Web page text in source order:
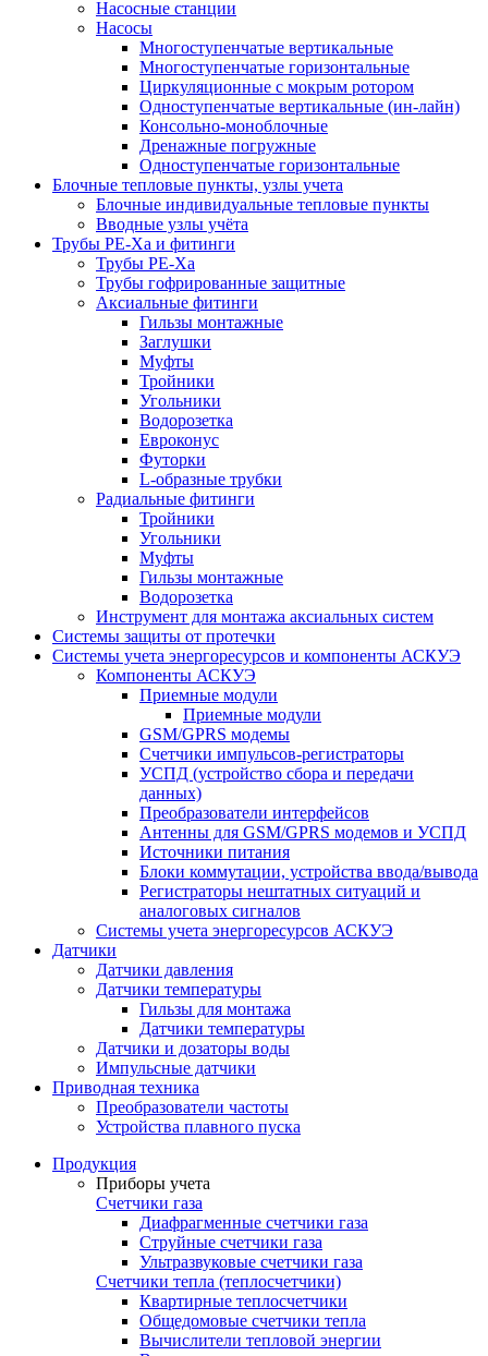
Насосные станции
Насосы
Многоступенчатые вертикальные
Многоступенчатые горизонтальные
Циркуляционные с мокрым ротором
Одноступенчатые вертикальные (ин-лайн)
Консольно-моноблочные
Дренажные погружные
Одноступенчатые горизонтальные
Блочные тепловые пункты, узлы учета
Блочные индивидуальные тепловые пункты
Вводные узлы учёта
Трубы РЕ-Ха и фитинги
Трубы РЕ-Ха
Трубы гофрированные защитные
Аксиальные фитинги
Гильзы монтажные
Заглушки
Муфты
Тройники
Угольники
Водорозетка
Евроконус
Футорки
L-образные трубки
Радиальные фитинги
Тройники
Угольники
Муфты
Гильзы монтажные
Водорозетка
Инструмент для монтажа аксиальных систем
Системы защиты от протечки
Системы учета энергоресурсов и компоненты АСКУЭ
Компоненты АСКУЭ
Приемные модули
Приемные модули
GSM/GPRS модемы
Счетчики импульсов-регистраторы
УСПД (устройство сбора и передачи
данных)
Преобразователи интерфейсов
Антенны для GSM/GPRS модемов и УСПД
Источники питания
Блоки коммутации, устройства ввода/вывода
Регистраторы нештатных ситуаций и
аналоговых сигналов
Системы учета энергоресурсов АСКУЭ
Датчики
Датчики давления
Датчики температуры
Гильзы для монтажа
Датчики температуры
Датчики и дозаторы воды
Импульсные датчики
Приводная техника
Преобразователи частоты
Устройства плавного пуска
Продукция
Приборы учета
Счетчики газа
Диафрагменные счетчики газа
Струйные счетчики газа
Ультразвуковые счетчики газа
Счетчики тепла (теплосчетчики)
Квартирные теплосчетчики
Общедомовые счетчики тепла
Вычислители тепловой энергии